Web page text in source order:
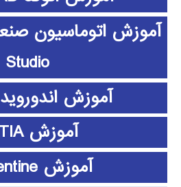
Studio
آموزش اندوروید android
آموزش CATIA
آموزش clementine